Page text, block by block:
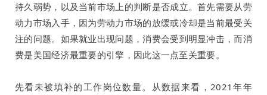
持久弱势，以及当前市场上的判断是否成立。首先需要从劳
动力市场入手，因为劳动力市场的放缓或冷却是当前最受关
注的问题。如果就业出现问题，消费会受到明显冲击，而消
费是美国经济最重要的引擎，因此这一点至关重要。
先看未被填补的工作岗位数量。从数据来看，2021年年